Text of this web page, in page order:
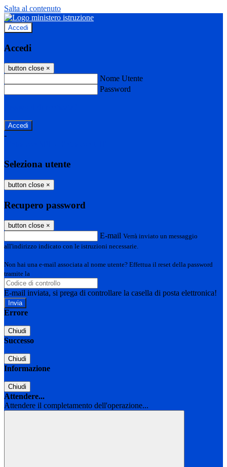
Salta al contenuto
Accedi
Accedi
button close ×
Nome Utente
Password
-
Seleziona utente
button close ×
Recupero password
button close ×
E-mail Verrà inviato un messaggio
all'indirizzo indicato con le istruzioni necessarie.
Non hai una e-mail associata al nome utente? Effettua il reset della password
tramite la
E-mail inviata, si prega di controllare la casella di posta elettronica!
Errore
Chiudi
Successo
Chiudi
Informazione
Chiudi
Attendere...
Attendere il completamento dell'operazione...